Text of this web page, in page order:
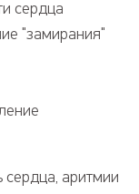
сердца
"замирания"
сердца, аритмии